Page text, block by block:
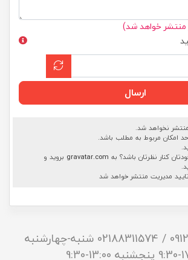
منتشر خواهد شد)
ارسال
نخواهد شد.
حد امکان مربوط به مطلب باشد.
کنار نظرتان باشد؟ به gravatar.com بروید و
مدیریت منتشر خواهد شد
09129057583 / 02188311574 شنبه-چهارشنبه
9:30